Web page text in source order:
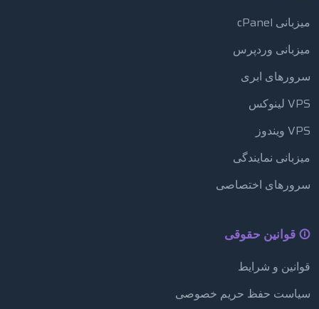
میزبانی cPanel
میزبانی وردپرس
سرورهای ابری
VPS لینوکس
VPS ویندوز
میزبانی نمایندگی
سرورهای اختصاصی
قوانین حقوقی
قوانین و شرایط
سیاست حفظ حریم خصوصی